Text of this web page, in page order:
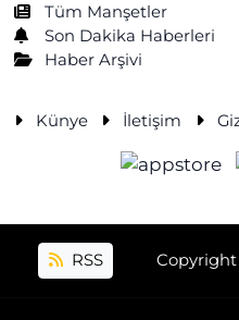
Tüm Manşetler
Son Dakika Haberleri
Haber Arşivi
Künye İletişim
RSS Copyright